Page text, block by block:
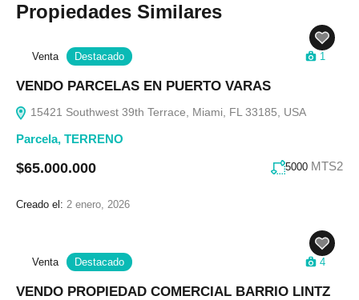
Propiedades Similares
Venta Destacado 1
VENDO PARCELAS EN PUERTO VARAS
15421 Southwest 39th Terrace, Miami, FL 33185, USA
Parcela, TERRENO
$65.000.000 5000 MTS2
Creado el: 2 enero, 2026
Venta Destacado 4
VENDO PROPIEDAD COMERCIAL BARRIO LINTZ